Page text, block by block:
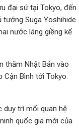
đại sứ tại Tokyo, đến
Suga Yoshihide
nước láng giềng kể
thăm Nhật Bản vào
Bình tới Tokyo.
duy trì mối quan hệ
quốc gia mới của